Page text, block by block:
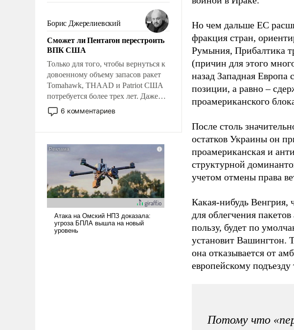
реализация радикально поднимет
наши боевые возможности.
Борис Джерелиевский
Сможет ли Пентагон перестроить
ВПК США
Только для того, чтобы вернуться к
довоенному объему запасов ракет
Tomahawk, THAAD и Patriot США
потребуется более трех лет. Даже
небольшая война с Ираном
опустошила американские
уязвимости США, например, перед
6 комментариев
Но чем дальше ЕС
фракция стран,
Румыния, Прибалтика
(причин для этого
назад Западная Европа
позиции, а равно –
проамериканского
После столь
остатков Украины он
проамериканская и
структурной
учетом отмены права
Какая-нибудь Венгрия,
для облегчения
пользу, будет по
установит Вашингтон.
она отказывается от
европейскому
Потому что